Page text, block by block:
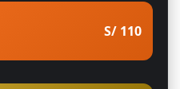
S/ 110